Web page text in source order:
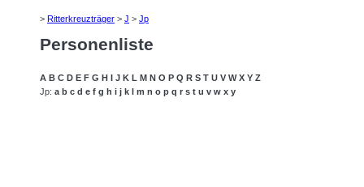
> Ritterkreuzträger > J > Jp
Personenliste
A B C D E F G H I J K L M N O P Q R S T U V W X Y Z
Jp: a b c d e f g h i j k l m n o p q r s t u v w x y